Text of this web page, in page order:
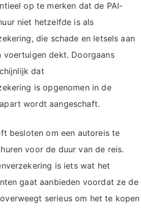
op te merken dat de PAI-
niet hetzelfde is als
die schade en letsels aan
voertuigen dekt. Doorgaans
dat
is opgenomen in de
wordt aangeschaft.
besloten om een ​​autoreis te
voor de duur van de reis.
is iets wat het
gaat aanbieden voordat ze de
serieus om het te kopen